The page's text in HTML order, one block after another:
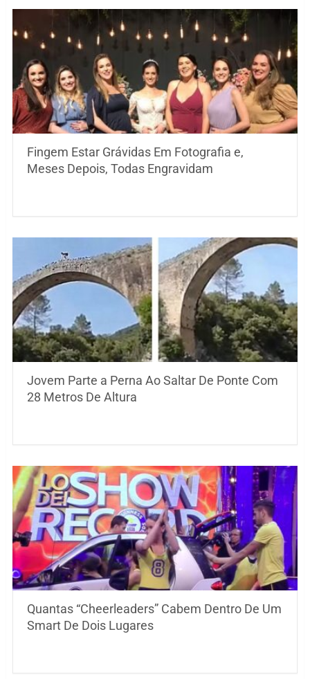
Fingem Estar Grávidas Em Fotografia e,
Meses Depois, Todas Engravidam
Jovem Parte a Perna Ao Saltar De Ponte Com
28 Metros De Altura
Quantas “Cheerleaders” Cabem Dentro De Um
Smart De Dois Lugares